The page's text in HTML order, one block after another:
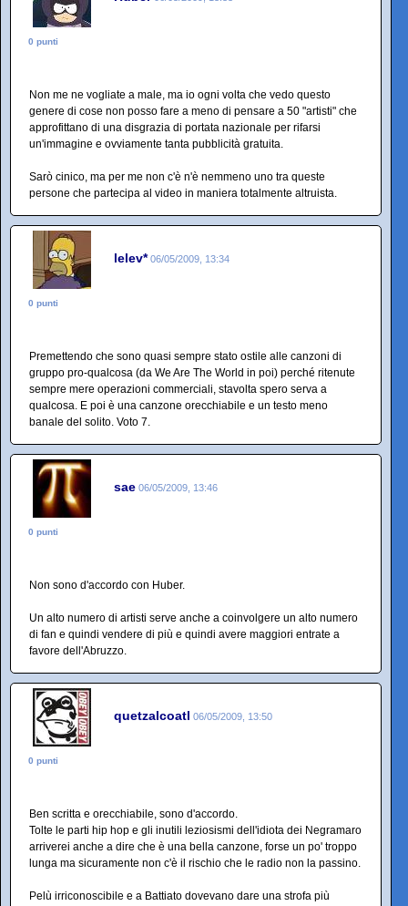
0 punti
Non me ne vogliate a male, ma io ogni volta che vedo questo
genere di cose non posso fare a meno di pensare a 50 "artisti" che
approfittano di una disgrazia di portata nazionale per rifarsi
un'immagine e ovviamente tanta pubblicità gratuita.
Sarò cinico, ma per me non c'è n'è nemmeno uno tra queste
persone che partecipa al video in maniera totalmente altruista.
lelev* 06/05/2009, 13:34
0 punti
Premettendo che sono quasi sempre stato ostile alle canzoni di
gruppo pro-qualcosa (da We Are The World in poi) perché ritenute
sempre mere operazioni commerciali, stavolta spero serva a
qualcosa. E poi è una canzone orecchiabile e un testo meno
banale del solito. Voto 7.
sae 06/05/2009, 13:46
0 punti
Non sono d'accordo con Huber.
Un alto numero di artisti serve anche a coinvolgere un alto numero
di fan e quindi vendere di più e quindi avere maggiori entrate a
favore dell'Abruzzo.
quetzalcoatl 06/05/2009, 13:50
0 punti
Ben scritta e orecchiabile, sono d'accordo.
Tolte le parti hip hop e gli inutili leziosismi dell'idiota dei Negramaro
arriverei anche a dire che è una bella canzone, forse un po' troppo
lunga ma sicuramente non c'è il rischio che le radio non la passino.
Pelù irriconoscibile e a Battiato dovevano dare una strofa più